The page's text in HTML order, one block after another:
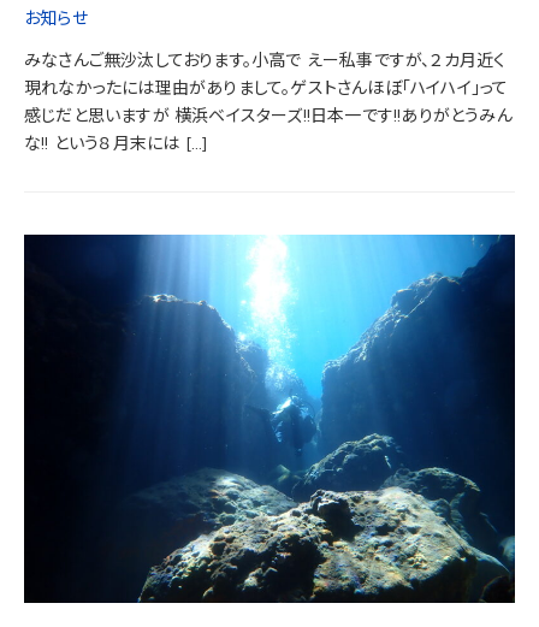
お知らせ
みなさんご無沙汰しております。小高で えー私事ですが、２カ月近く
現れなかったには理由がありまして。ゲストさんほぼ「ハイハイ」って
感じだと思いますが 横浜ベイスターズ!!日本一です!!ありがとうみん
な!! という８月末には […]